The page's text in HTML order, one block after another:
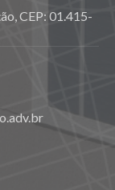
CEP: 01.415-